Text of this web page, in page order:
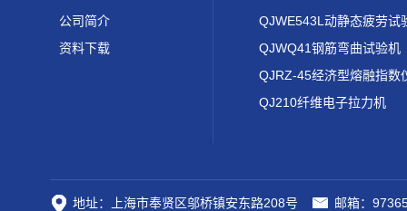
公司简介
资料下载
QJWE543L动静态疲劳试
QJWQ41钢筋弯曲试验机
QJRZ-45经济型熔融指数
QJ210纤维电子拉力机
地址：上海市奉贤区邬桥镇安东路208号 邮箱：